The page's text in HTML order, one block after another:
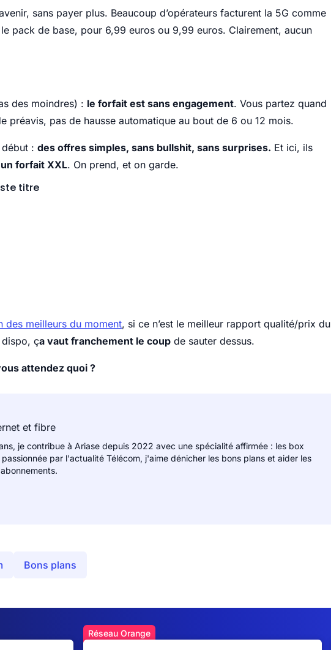
sans payer plus. Beaucoup d’opérateurs facturent la 5G comme
pack de base, pour 6,99 euros ou 9,99 euros. Clairement, aucun
des moindres) : le forfait est sans engagement. Vous partez quand
préavis, pas de hausse automatique au bout de 6 ou 12 mois.
: des offres simples, sans bullshit, sans surprises. Et ici, ils
forfait XXL. On prend, et on garde.
titre
des meilleurs du moment, si ce n’est le meilleur rapport qualité/prix du
dispo, ça vaut franchement le coup de sauter dessus.
attendez quoi ?
et fibre
je contribue à Ariase depuis 2022 avec une spécialité affirmée : les box
par l'actualité Télécom, j'aime dénicher les bons plans et aider les
Bons plans
Réseau Orange